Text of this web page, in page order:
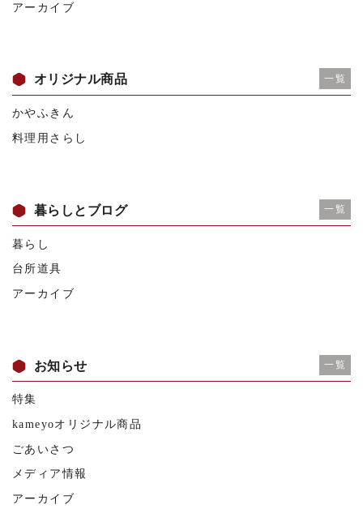
アーカイブ
オリジナル商品 一覧
かやふきん
料理用さらし
暮らしとブログ 一覧
暮らし
台所道具
アーカイブ
お知らせ 一覧
特集
kameyoオリジナル商品
ごあいさつ
メディア情報
アーカイブ